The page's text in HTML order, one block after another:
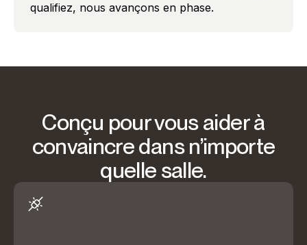
qualifiez, nous avançons en phase.
Conçu pour vous aider à
convaincre dans n’importe
quelle salle.